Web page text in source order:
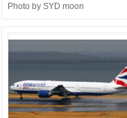
Photo by SYD moon